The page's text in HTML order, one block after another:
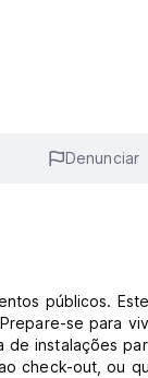
Denunciar
públicos. Este
se para
de instalações
check-out, ou